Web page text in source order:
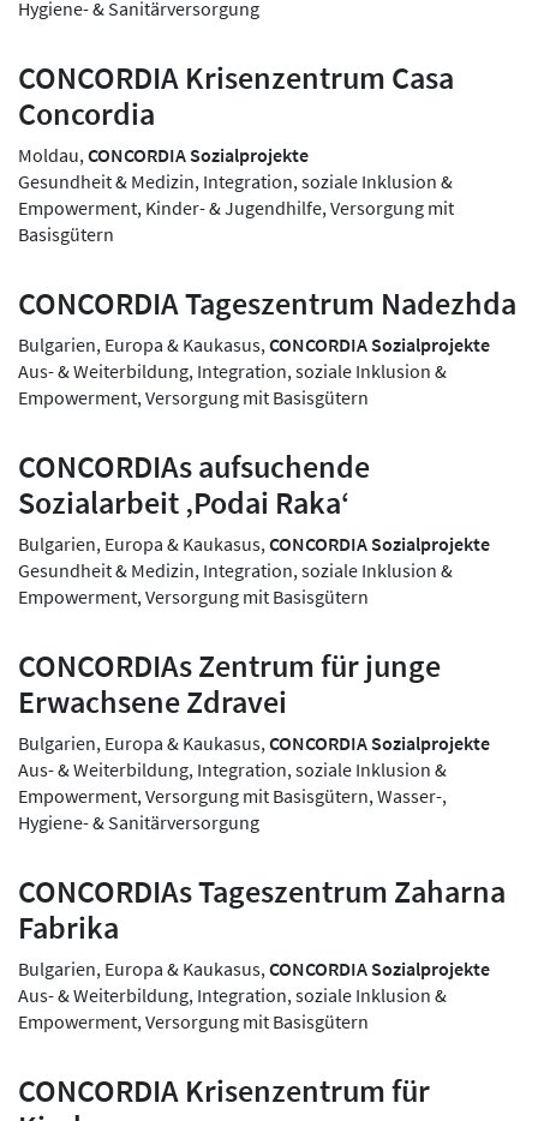
Hygiene- & Sanitärversorgung
CONCORDIA Krisenzentrum Casa
Concordia
Moldau, CONCORDIA Sozialprojekte
Gesundheit & Medizin, Integration, soziale Inklusion &
Empowerment, Kinder- & Jugendhilfe, Versorgung mit
Basisgütern
CONCORDIA Tageszentrum Nadezhda
Bulgarien, Europa & Kaukasus, CONCORDIA Sozialprojekte
Aus- & Weiterbildung, Integration, soziale Inklusion &
Empowerment, Versorgung mit Basisgütern
CONCORDIAs aufsuchende
Sozialarbeit ‚Podai Raka‘
Bulgarien, Europa & Kaukasus, CONCORDIA Sozialprojekte
Gesundheit & Medizin, Integration, soziale Inklusion &
Empowerment, Versorgung mit Basisgütern
CONCORDIAs Zentrum für junge
Erwachsene Zdravei
Bulgarien, Europa & Kaukasus, CONCORDIA Sozialprojekte
Aus- & Weiterbildung, Integration, soziale Inklusion &
Empowerment, Versorgung mit Basisgütern, Wasser-,
Hygiene- & Sanitärversorgung
CONCORDIAs Tageszentrum Zaharna
Fabrika
Bulgarien, Europa & Kaukasus, CONCORDIA Sozialprojekte
Aus- & Weiterbildung, Integration, soziale Inklusion &
Empowerment, Versorgung mit Basisgütern
CONCORDIA Krisenzentrum für